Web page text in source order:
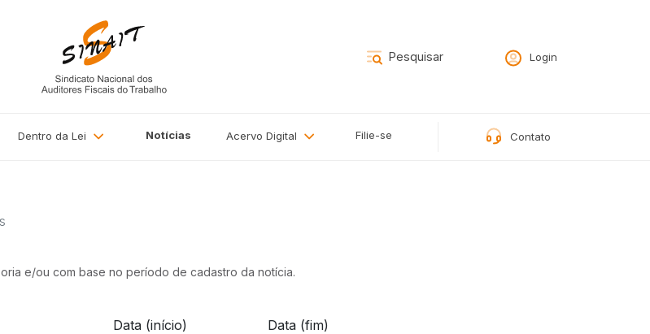
Login
Dentro da Lei Notícias Acervo Digital Filie-se Contato
e/ou com base no período de cadastro da notícia.
Data (início) Data (fim)